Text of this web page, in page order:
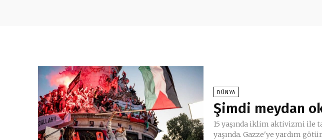
DÜNYA
Şimdi meydan
15 yaşında iklim aktivizmi ile
yaşında. Gazze'ye yardım